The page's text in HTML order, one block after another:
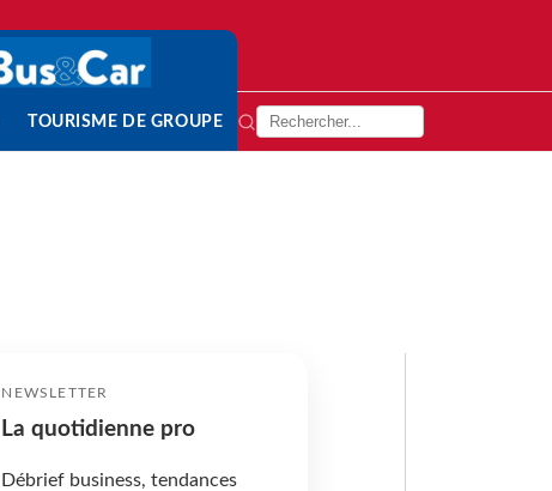
TOURISME DE GROUPE
NEWSLETTER
La quotidienne pro
Débrief business, tendances